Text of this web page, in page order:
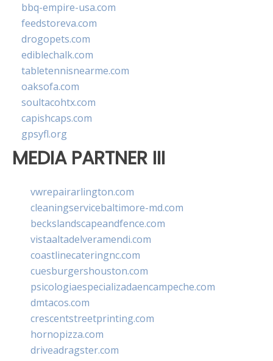
bbq-empire-usa.com
feedstoreva.com
drogopets.com
ediblechalk.com
tabletennisnearme.com
oaksofa.com
soultacohtx.com
capishcaps.com
gpsyfl.org
MEDIA PARTNER III
vwrepairarlington.com
cleaningservicebaltimore-md.com
beckslandscapeandfence.com
vistaaltadelveramendi.com
coastlinecateringnc.com
cuesburgershouston.com
psicologiaespecializadaencampeche.com
dmtacos.com
crescentstreetprinting.com
hornopizza.com
driveadragster.com